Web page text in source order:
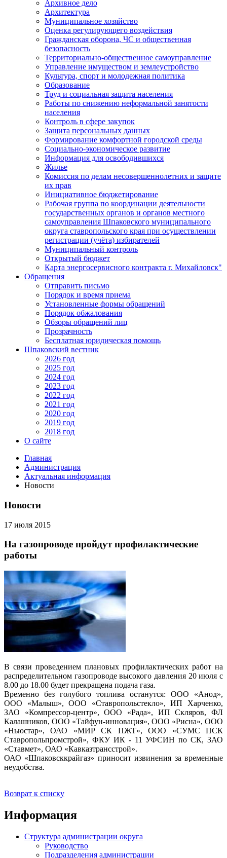
Архивное дело
Архитектура
Муниципальное хозяйство
Оценка регулирующего воздействия
Гражданская оборона, ЧС и общественная
безопасность
Территориально-общественное самоуправление
Управление имуществом и землеустройство
Культура, спорт и молодежная политика
Образование
Труд и социальная защита населения
Работы по снижению неформальной занятости
населения
Контроль в сфере закупок
Защита персональных данных
Формирование комфортной городской среды
Социально-экономическое развитие
Информация для освободившихся
Жилье
Комиссия по делам несовершеннолетних и защите
их прав
Инициативное бюджетирование
Рабочая группа по координации деятельности
государственных органов и органов местного
самоуправления Шпаковского муниципального
округа ставропольского края при осуществлении
регистрации (учёта) избирателей
Муниципальный контроль
Открытый бюджет
Карта энергосервисного контракта г. Михайловск"
Обращения
Отправить письмо
Порядок и время приема
Установленные формы обращений
Порядок обжалования
Обзоры обращений лиц
Прозрачность
Бесплатная юридическая помощь
Шпаковский вестник
2026 год
2025 год
2024 год
2023 год
2022 год
2021 год
2020 год
2019 год
2018 год
О сайте
Главная
Администрация
Актуальная информация
Новости
Новости
17 июля 2015
На газопроводе пройдут профилактические
работы
В связи проведением плановых профилактических работ на
распределительном газопроводе высокого давления 20 июля с
8.00 до 18.00 будет прекращена подача газа.
Временно без голубого топлива останутся: ООО «Анод»,
ООО «Малыш», ООО «Ставропольстекло», ИП Харченко,
ЗАО «Компрессор-центр», ООО «Рада», ИП Скляров, ФЛ
Калашников, ООО «Тайфун-инновация», ООО «Рисна», ООО
«Ньюстар», ОАО «МИР СК ПЖТ», ООО «СУМС ПСК
Ставропольпромстрой», ФКУ ИК - 11 УФСИН по СК, ЗАО
«Ставмет», ОАО «Кавказтрансстрой».
ОАО «Шпаковсккрайгаз» приносит извинения за временные
неудобства.
Возврат к списку
Информация
Структура администрации округа
Руководство
Подразделения администрации